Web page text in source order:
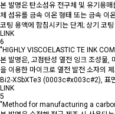
본 발명은 탄소섬유 전구체 및 유기용
체 섬유를 금속 이온 형태 또는 금속 이
코팅 용액에 함침시키는 단계; 상기 코
LINK
6
"HIGHLY VISCOELASTIC TE INK
본 발명은, 고점탄성 열전 잉크 조성물,
을 이용한 마이크로 열전 발전 소자의
Bi2-XSbXTe3 (0003c#x003c#2), 표
LINK
5
"Method for manufacturing a